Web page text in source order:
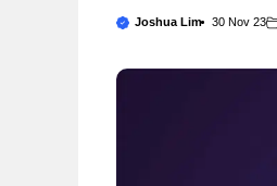
Joshua Lim 30 Nov 23